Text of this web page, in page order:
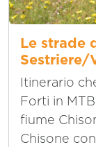
Le strade
Sestriere/
Itinerario
Forti in
fiume
Chisone